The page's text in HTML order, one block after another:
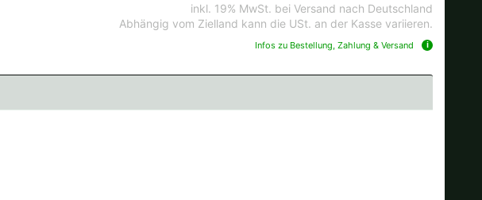
inkl. 19% MwSt. bei Versand nach Deutschland
Abhängig vom Zielland kann die USt. an der Kasse variieren.
Infos zu Bestellung, Zahlung & Versand